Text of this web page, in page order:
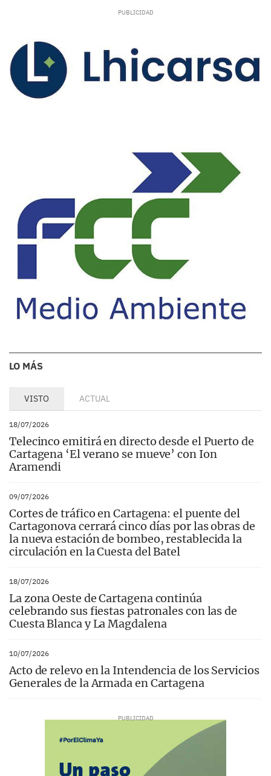
LO MÁS
VISTO ACTUAL
18/07/2026
Telecinco emitirá en directo desde el Puerto de
Cartagena ‘El verano se mueve’ con Ion
Aramendi
09/07/2026
Cortes de tráfico en Cartagena: el puente del
Cartagonova cerrará cinco días por las obras de
la nueva estación de bombeo, restablecida la
circulación en la Cuesta del Batel
18/07/2026
La zona Oeste de Cartagena continúa
celebrando sus fiestas patronales con las de
Cuesta Blanca y La Magdalena
10/07/2026
Acto de relevo en la Intendencia de los Servicios
Generales de la Armada en Cartagena